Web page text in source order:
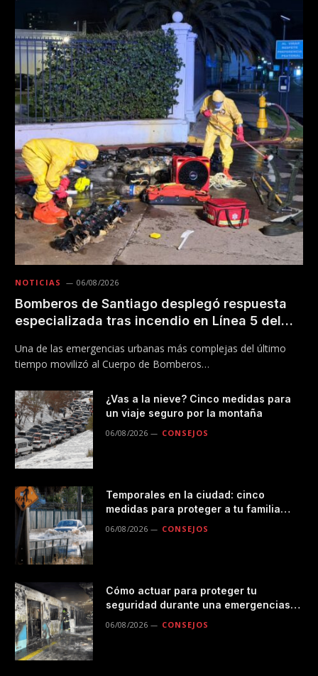
NOTICIAS 06/08/2026
Bomberos de Santiago desplegó respuesta
especializada tras incendio en Línea 5 del
Una de las emergencias urbanas más complejas del último
tiempo movilizó al Cuerpo de Bomberos…
¿Vas a la nieve? Cinco medidas para
un viaje seguro por la montaña
06/08/2026 CONSEJOS
Temporales en la ciudad: cinco
medidas para proteger a tu familia
06/08/2026 CONSEJOS
Cómo actuar para proteger tu
seguridad durante una emergencias
06/08/2026 CONSEJOS